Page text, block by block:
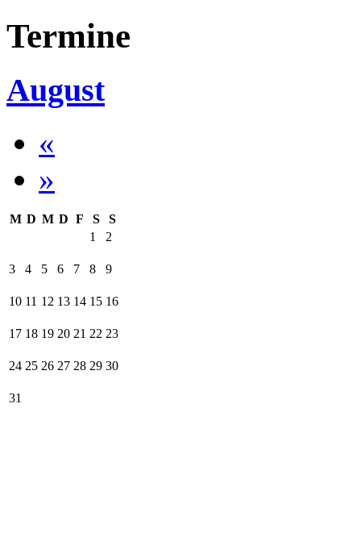
Termine
August
«
»
M D M D F S
S
1
2
3 4 5 6 7 8 9
10 11 12 13 14 15 16
17 18 19 20 21 22 23
24 25 26 27 28 29 30
31